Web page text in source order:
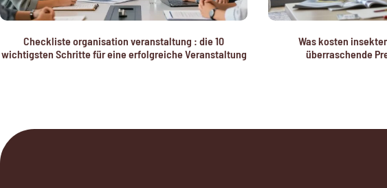
Checkliste organisation veranstaltung : die 10
wichtigsten Schritte für eine erfolgreiche Veranstaltung
Was kosten
überraschende